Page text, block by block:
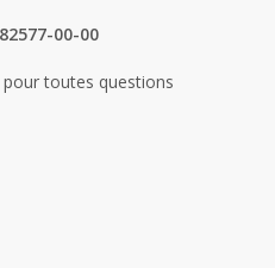
00-00
toutes questions